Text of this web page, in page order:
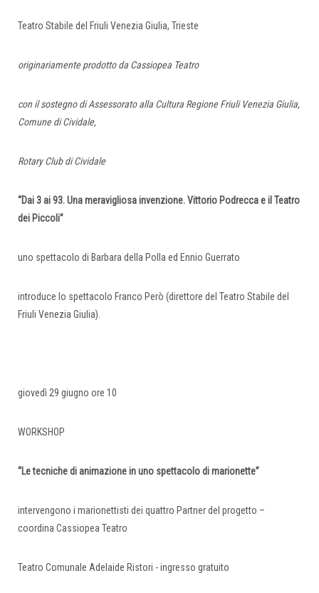
Teatro Stabile del Friuli Venezia Giulia, Trieste
originariamente prodotto da Cassiopea Teatro
con il sostegno di Assessorato alla Cultura Regione Friuli Venezia Giulia,
Comune di Cividale,
Rotary Club di Cividale
“Dai 3 ai 93. Una meravigliosa invenzione. Vittorio Podrecca e il Teatro
dei Piccoli”
uno spettacolo di Barbara della Polla ed Ennio Guerrato
introduce lo spettacolo Franco Però (direttore del Teatro Stabile del
Friuli Venezia Giulia).
giovedì 29 giugno ore 10
WORKSHOP
“Le tecniche di animazione in uno spettacolo di marionette”
intervengono i marionettisti dei quattro Partner del progetto –
coordina Cassiopea Teatro
Teatro Comunale Adelaide Ristori - ingresso gratuito